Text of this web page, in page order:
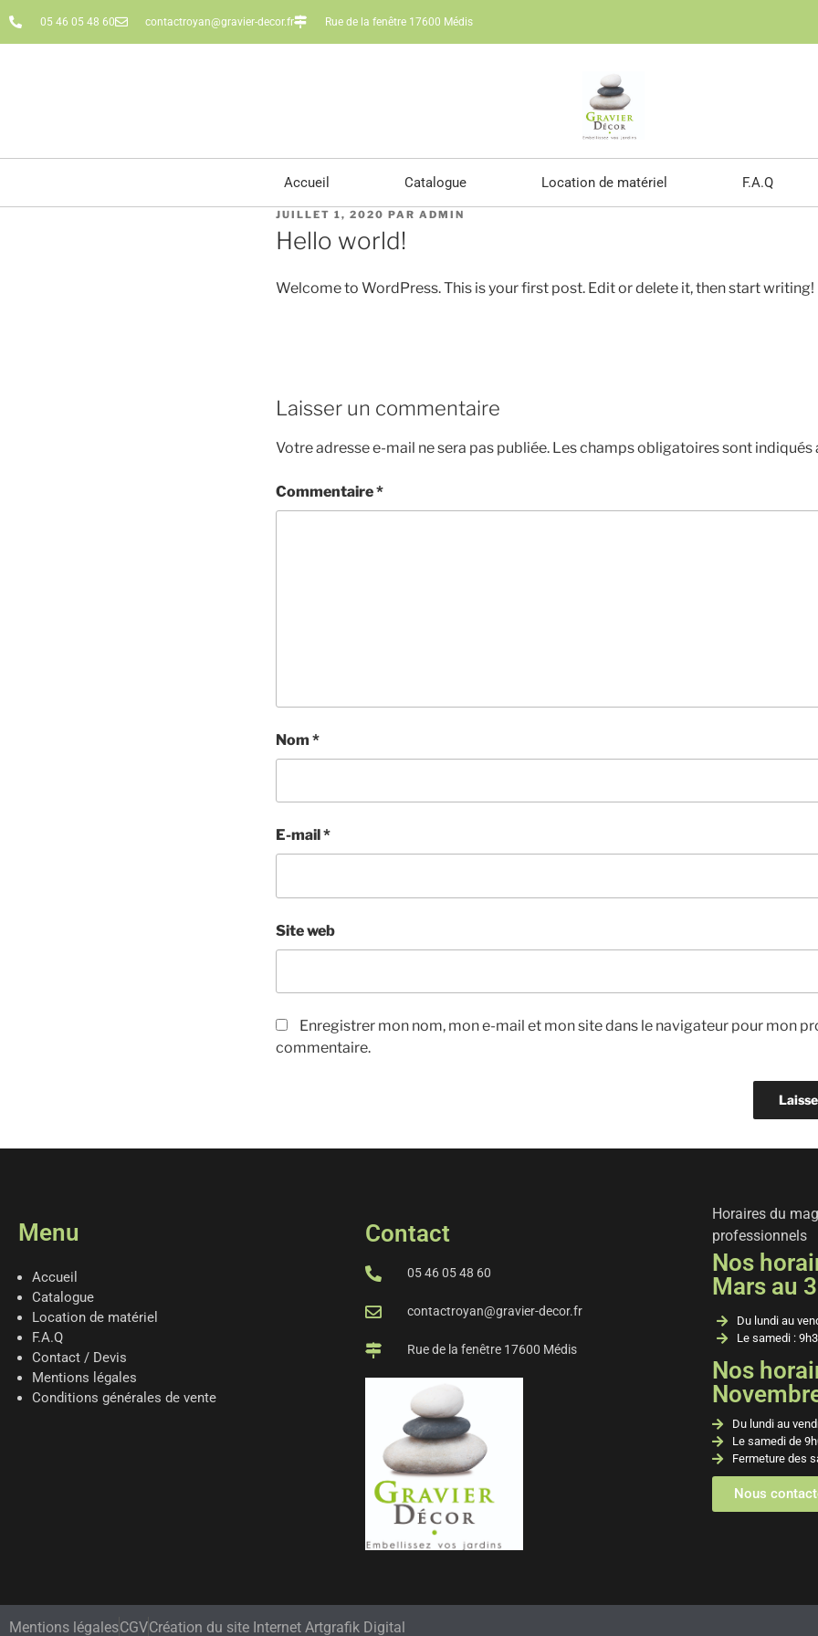
05 46 05 48 60 contactroyan@gravier-decor.fr Rue de la fenêtre 17600 Médis
Accueil Catalogue Location de matériel F.A.Q
JUILLET 1, 2020 PAR ADMIN
Hello world!
Welcome to WordPress. This is your first post. Edit or delete it, then start writing!
Laisser un commentaire
Votre adresse e-mail ne sera pas publiée. Les champs obligatoires sont indiqués
Commentaire*
Nom *
E-mail *
Site web
Enregistrer mon nom, mon e-mail et mon site dans le navigateur pour mon
commentaire.
Menu
Accueil
Catalogue
Location de matériel
F.A.Q
Contact / Devis
Mentions légales
Conditions générales de vente
Contact
05 46 05 48 60
contactroyan@gravier-decor.fr
Rue de la fenêtre 17600 Médis
Horaires du
professionnels
Nos
Mars au
Du lundi au
Le samedi :
Nos
Du lundi au
Le samedi de
Fermeture des
Nous
Mentions légalesCGVCréation du site Internet Artgrafik Digital